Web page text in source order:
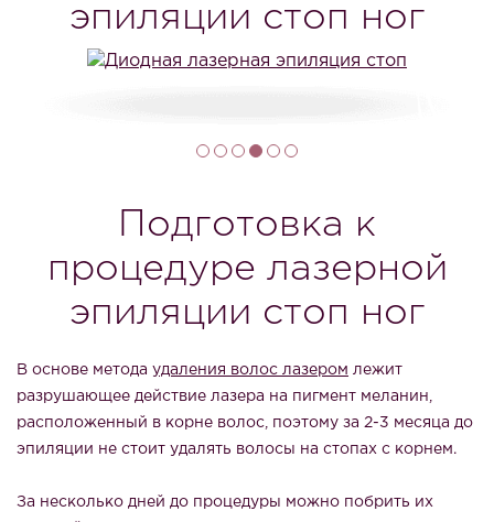
эпиляции стоп ног
Подготовка к
процедуре лазерной
эпиляции стоп ног
В основе метода удаления волос лазером лежит
разрушающее действие лазера на пигмент меланин,
расположенный в корне волос, поэтому за 2-3 месяца до
эпиляции не стоит удалять волосы на стопах с корнем.
За несколько дней до процедуры можно побрить их